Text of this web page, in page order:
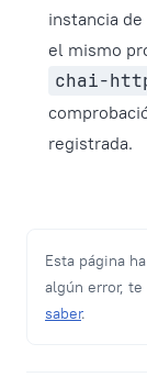
instancia
el mismo
chai-
registrada.
Esta página
algún error,
saber.